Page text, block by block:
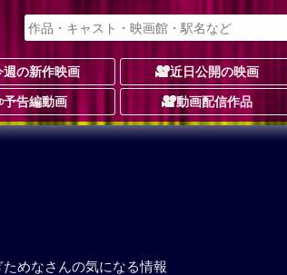
週の新作映画 近日公開の映画
予告編動画 動画配信作品
めなさんの気になる情報